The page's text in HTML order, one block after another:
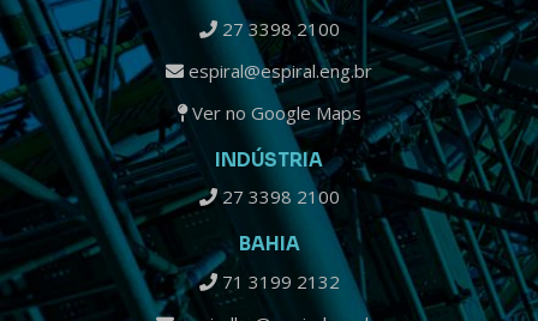
27 3398 2100
espiral@espiral.eng.br
Ver no Google Maps
INDÚSTRIA
27 3398 2100
BAHIA
71 3199 2132